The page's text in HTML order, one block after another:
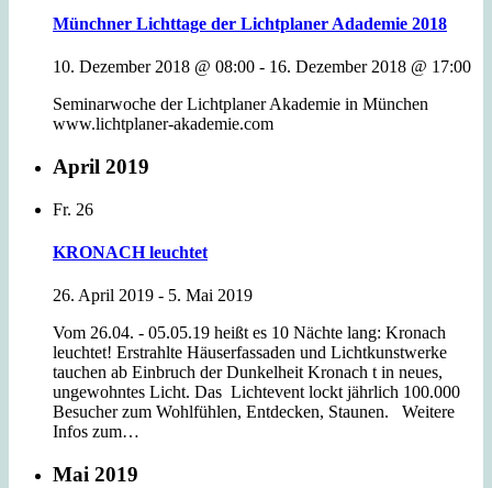
Münchner Lichttage der Lichtplaner Adademie 2018
10. Dezember 2018 @ 08:00 - 16. Dezember 2018 @ 17:00
Seminarwoche der Lichtplaner Akademie in München
www.lichtplaner-akademie.com
April 2019
Fr. 26
KRONACH leuchtet
26. April 2019 - 5. Mai 2019
Vom 26.04. - 05.05.19 heißt es 10 Nächte lang: Kronach
leuchtet! Erstrahlte Häuserfassaden und Lichtkunstwerke
tauchen ab Einbruch der Dunkelheit Kronach t in neues,
ungewohntes Licht. Das Lichtevent lockt jährlich 100.000
Besucher zum Wohlfühlen, Entdecken, Staunen. Weitere
Infos zum…
Mai 2019